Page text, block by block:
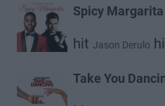
Spicy Margarita
hit Jason Derulo
Take You